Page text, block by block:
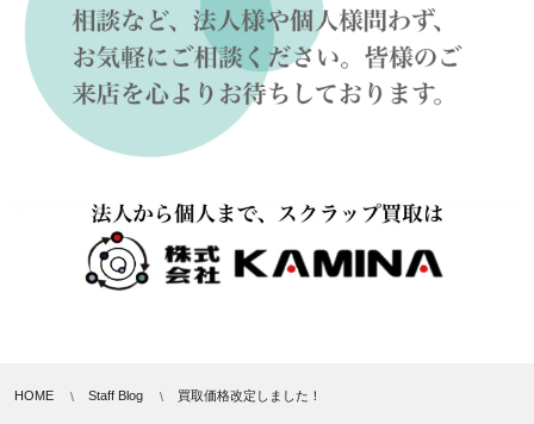
HOME Staff Blog 買取価格改定しました！